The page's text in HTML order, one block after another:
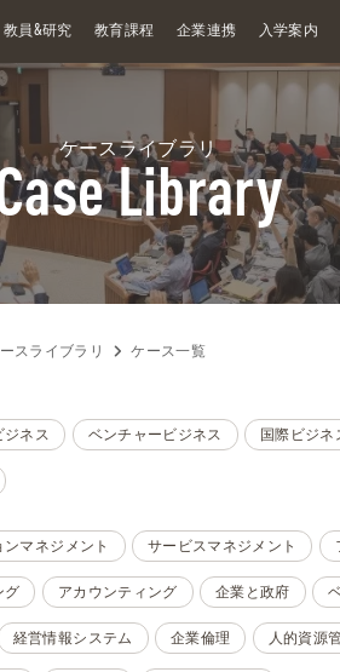
教員&研究 教育課程 企業連携 入学案内
ケースライブラリ
Library
スライブラリ ケース一覧
ジネス ベンチャービジネス 国際ビジネ
マネジメント サービスマネジメント
グ アカウンティング 企業と政府
経営情報システム 企業倫理 人的資源